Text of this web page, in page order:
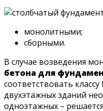
монолитными;
сборными.
В случае возведения
бетона для
соответствовать
двухэтажных зданий
одноэтажных –